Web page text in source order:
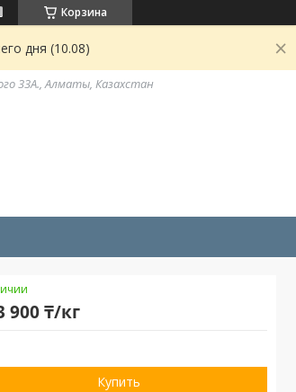
Корзина
дня (10.08)
33А., Алматы, Казахстан
900 ₸/кг
Купить